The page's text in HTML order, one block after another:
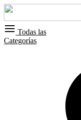
Todas las
Categorías